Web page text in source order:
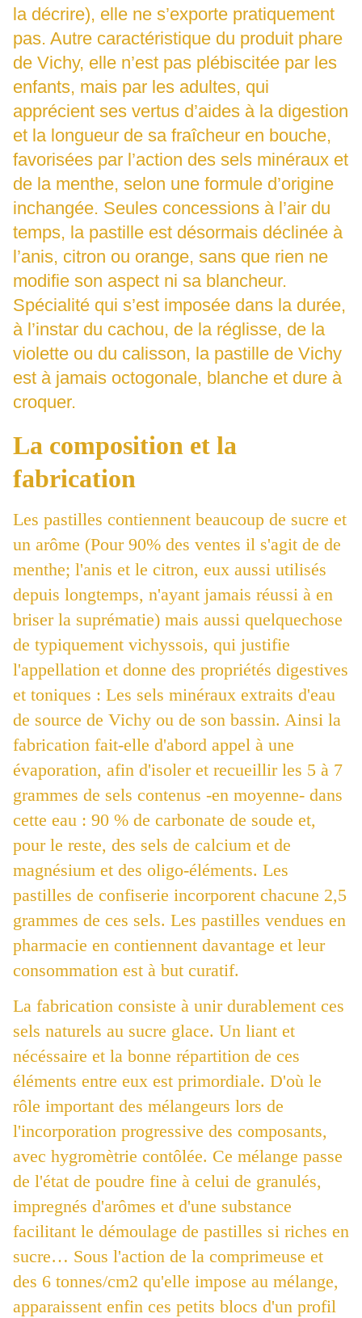
la décrire), elle ne s’exporte pratiquement
pas. Autre caractéristique du produit phare
de Vichy, elle n’est pas plébiscitée par les
enfants, mais par les adultes, qui
apprécient ses vertus d’aides à la digestion
et la longueur de sa fraîcheur en bouche,
favorisées par l’action des sels minéraux et
de la menthe, selon une formule d’origine
inchangée. Seules concessions à l’air du
temps, la pastille est désormais déclinée à
l’anis, citron ou orange, sans que rien ne
modifie son aspect ni sa blancheur.
Spécialité qui s’est imposée dans la durée,
à l’instar du cachou, de la réglisse, de la
violette ou du calisson, la pastille de Vichy
est à jamais octogonale, blanche et dure à
croquer.
La composition et la
fabrication
Les pastilles contiennent beaucoup de sucre et
un arôme (Pour 90% des ventes il s'agit de de
menthe; l'anis et le citron, eux aussi utilisés
depuis longtemps, n'ayant jamais réussi à en
briser la suprématie) mais aussi quelquechose
de typiquement vichyssois, qui justifie
l'appellation et donne des propriétés digestives
et toniques : Les sels minéraux extraits d'eau
de source de Vichy ou de son bassin. Ainsi la
fabrication fait-elle d'abord appel à une
évaporation, afin d'isoler et recueillir les 5 à 7
grammes de sels contenus -en moyenne- dans
cette eau : 90 % de carbonate de soude et,
pour le reste, des sels de calcium et de
magnésium et des oligo-éléments. Les
pastilles de confiserie incorporent chacune 2,5
grammes de ces sels. Les pastilles vendues en
pharmacie en contiennent davantage et leur
consommation est à but curatif.
La fabrication consiste à unir durablement ces
sels naturels au sucre glace. Un liant et
nécéssaire et la bonne répartition de ces
éléments entre eux est primordiale. D'où le
rôle important des mélangeurs lors de
l'incorporation progressive des composants,
avec hygromètrie contôlée. Ce mélange passe
de l'état de poudre fine à celui de granulés,
impregnés d'arômes et d'une substance
facilitant le démoulage de pastilles si riches en
sucre… Sous l'action de la comprimeuse et
des 6 tonnes/cm2 qu'elle impose au mélange,
apparaissent enfin ces petits blocs d'un profil